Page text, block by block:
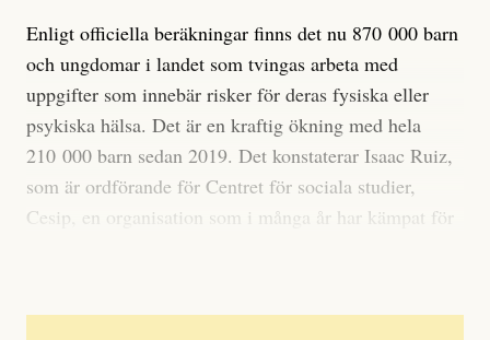
Enligt officiella beräkningar finns det nu 870 000 barn
och ungdomar i landet som tvingas arbeta med
uppgifter som innebär risker för deras fysiska eller
psykiska hälsa. Det är en kraftig ökning med hela
210 000 barn sedan 2019. Det konstaterar Isaac Ruiz,
som är ordförande för Centret för sociala studier,
Cesip, en organisation som i många år har kämpat för